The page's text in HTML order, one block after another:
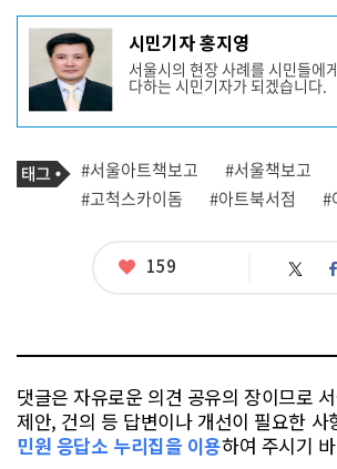
기
성
자
프
필
시민기자 홍지영
서울시의 현장 사례를 시민들에
다하는 시민기자가 되겠습니다.
기
사
관
련
태
그
#서울아트책보고 #서울책보고
#고척스카이돔
#아트북서점 #
좋
159 트 페
댓글은 자유로운 의견 공유의 장이므로
제안, 건의 등 답변이나 개선이 필요한 사
민원 응답소 누리집을 이용하여 주시기